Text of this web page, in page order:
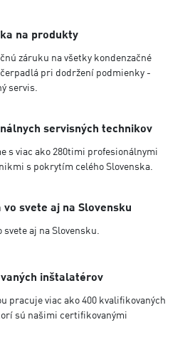
na produkty
záruku na všetky kondenzačné
pri dodržení podmienky -
servis.
servisných technikov
s viac ako 280timi profesionálnymi
s pokrytím celého Slovenska.
svete aj na Slovensku
aj na Slovensku.
inštalatérov
pracuje viac ako 400 kvalifikovaných
sú našimi certifikovanými